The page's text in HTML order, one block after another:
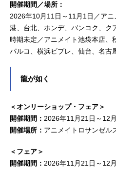
開催期間／場所：
2026年10月11日～11月1日／ア
港、台北、ホンデ、バンコク、ク
時期未定／アニメイト池袋本店、
パルコ、横浜ビブレ、仙台、名古
龍が如く
＜オンリーショップ・フェア＞
開催期間： 2026年11月21日～12
開催場所： アニメイトロサンゼル
＜フェア＞
開催期間： 2026年11月21日～12